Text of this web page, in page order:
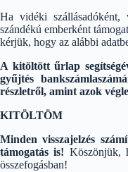
Ha vidéki szállásadóként,
szándékú emberként
kérjük, hogy az alábbi
A kitöltött űrlap
gyűjtés
részletről, amint azok
KITÖLTÖM
Minden visszajelzés
támogatás is! Köszönjük,
összefogásban!